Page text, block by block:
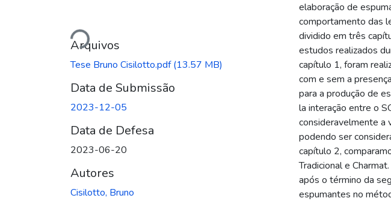
Carregando...
Arquivos
Tese Bruno Cisilotto.pdf(13.57 MB)
Data de Submissão
2023-12-05
Data de Defesa
2023-06-20
Autores
Cisilotto, Bruno
elaboração de
comportamento das
dividido em três
estudos realizados
capítulo 1, foram
com e sem a
para a produção de
la interação entre o
consideravelmente a
podendo ser
capítulo 2,
Tradicional e
após o término da
espumantes no